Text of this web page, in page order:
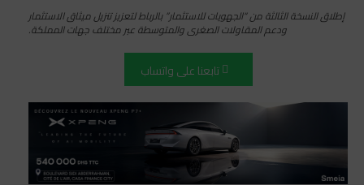
إطلاق النسخة الثالثة من “الجهويات للاستثمار” بالرباط لتعزيز تنزيل ميثاق الاستثمار
ودعم المقاولات الصغرى والمتوسطة عبر مختلف جهات المملكة.
تابعنا على واتساب